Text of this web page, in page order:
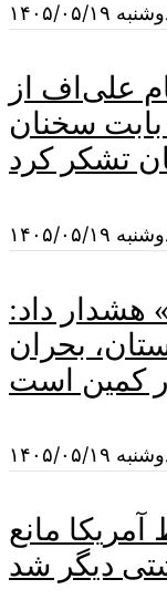
۱۴۰۵/۰۵/۱۹
علی‌اف از
سخنان
۱۴۰۵/۰۵/۱۹
داد:
بحران
کمین است
۱۴۰۵/۰۵/۱۹
مانع